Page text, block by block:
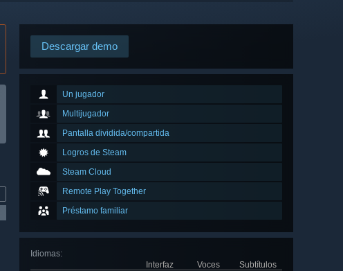
Descargar demo
Un jugador
Multijugador
Pantalla dividida/compartida
Logros de Steam
Steam Cloud
Remote Play Together
Préstamo familiar
Idiomas:
Interfaz
Voces
Subtítulos